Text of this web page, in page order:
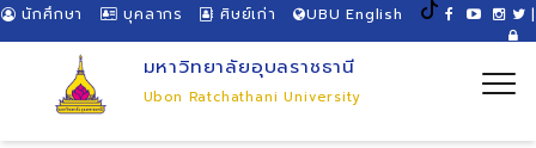
นักศึกษา บุคลากร ศิษย์เก่า UBU English |
มหาวิทยาลัยอุบลราชธานี
Ubon Ratchathani University